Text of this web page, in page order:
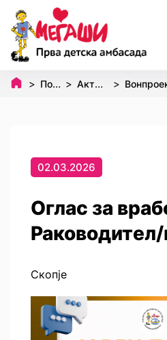
Почетна Активности Вонпроектни
02.03.2026
Оглас за
Скопје